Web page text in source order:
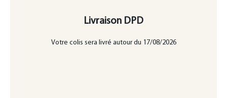
Livraison DPD
Votre colis sera livré autour du 17/08/2026